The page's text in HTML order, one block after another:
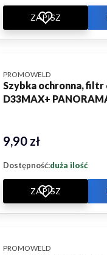
ZAPISZ
Szybka ochronna, filtr
D33MAX+
PRODUCENT
PROMOWELD
Cena
9,90 zł
Dostępność:duża ilość
ZAPISZ
PRODUCENT
PROMOWELD